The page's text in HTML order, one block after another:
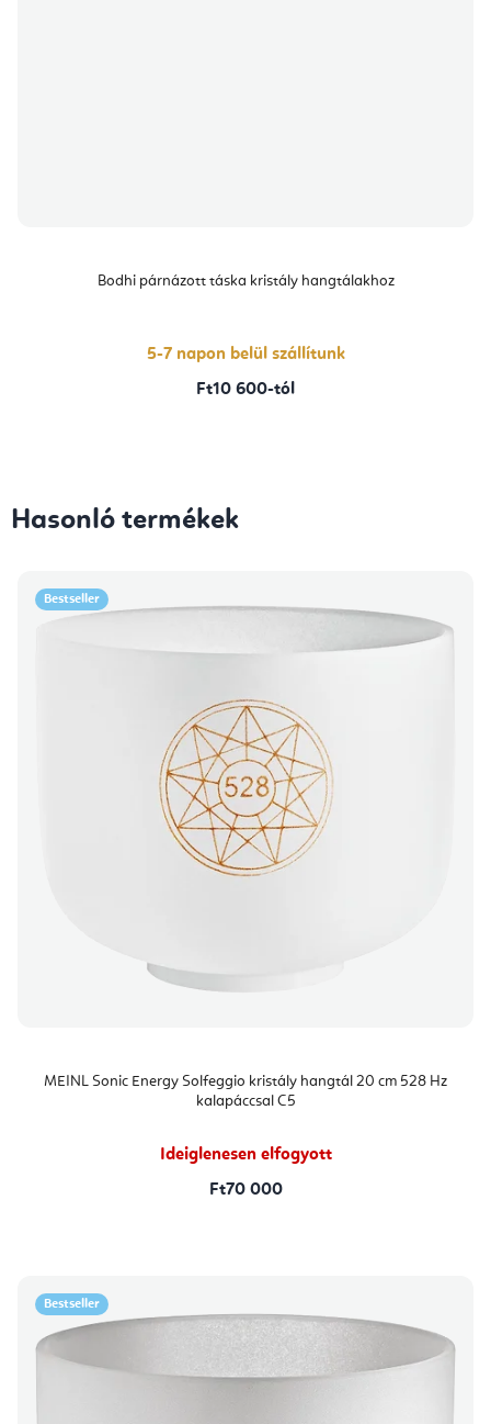
Bodhi párnázott táska kristály hangtálakhoz
5-7 napon belül szállítunk
Ft10 600-tól
Hasonló termékek
Bestseller
MEINL Sonic Energy Solfeggio kristály hangtál 20 cm 528 Hz
kalapáccsal C5
Ideiglenesen elfogyott
Ft70 000
Bestseller